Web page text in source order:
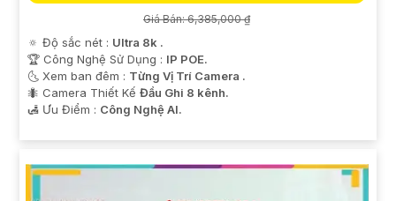
Giá Bán: 6,385,000 ₫
🔅 Độ sắc nét : Ultra 8k .
🏆 Công Nghệ Sử Dụng : IP POE.
🌜 Xem ban đêm : Từng Vị Trí Camera .
🐜 Camera Thiết Kế Đầu Ghi 8 kênh.
️🛃 Ưu Điểm : Công Nghệ AI.